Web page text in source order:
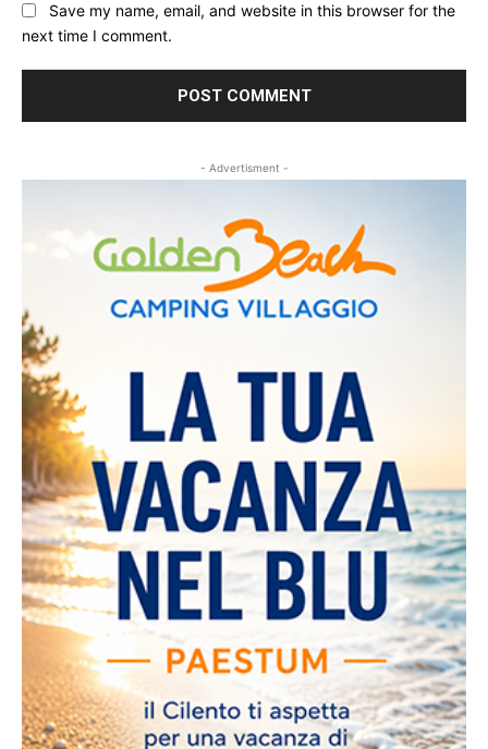
Save my name, email, and website in this browser for the
next time I comment.
- Advertisment -